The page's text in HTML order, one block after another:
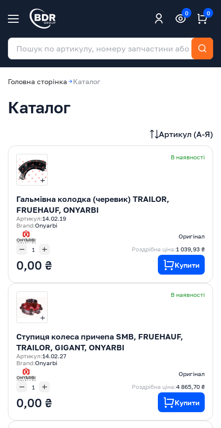
0 0
Головна сторінка Каталог
Каталог
Артикул (А-Я)
В наявності
Гальмівна колодка (черевик) TRAILOR,
FRUEHAUF, ONYARBI
Артикул:14.02.19
Brand:Onyarbi
Оригінал
Роздрібна ціна:1 039,93 ₴
0,00 ₴ Купити
В наявності
Ступиця колеса причепа SMB, FRUEHAUF,
TRAILOR, GIGANT, ONYARBI
Артикул:14.02.27
Brand:Onyarbi
Оригінал
Роздрібна ціна:4 865,70 ₴
0,00 ₴ Купити